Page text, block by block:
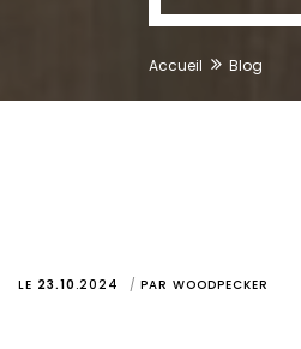
Accueil Blog
LE 23.10 .2024 PAR WOODPECKER